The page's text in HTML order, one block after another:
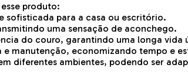
produto:
sofisticada para a casa ou escritório.
uma sensação de aconchego.
do couro, garantindo uma longa vida
e manutenção, economizando tempo e
diferentes ambientes, podendo ser